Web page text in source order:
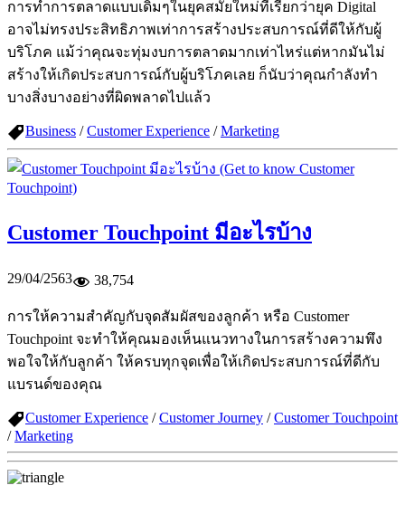
การทำการตลาดแบบเดิมๆในยุคสมัยใหม่ที่เรียกว่ายุค Digital
อาจไม่ทรงประสิทธิภาพเท่าการสร้างประสบการณ์ที่ดีให้กับผู้
บริโภค แม้ว่าคุณจะทุ่มงบการตลาดมากเท่าไหร่แต่หากมันไม่
สร้างให้เกิดประสบการณ์กับผู้บริโภคเลย ก็นับว่าคุณกำลังทำ
บางสิ่งบางอย่างที่ผิดพลาดไปแล้ว
Business /Customer Experience /Marketing
Customer Touchpoint มีอะไรบ้าง
29/04/2563 38,754
การให้ความสำคัญกับจุดสัมผัสของลูกค้า หรือ Customer
Touchpoint จะทำให้คุณมองเห็นแนวทางในการสร้างความพึง
พอใจให้กับลูกค้า ให้ครบทุกจุดเพื่อให้เกิดประสบการณ์ที่ดีกับ
แบรนด์ของคุณ
Customer Experience /Customer Journey /Customer Touchpoint
/Marketing